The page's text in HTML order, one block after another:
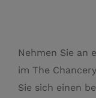
Nehmen Sie an
im The
Sie sich einen